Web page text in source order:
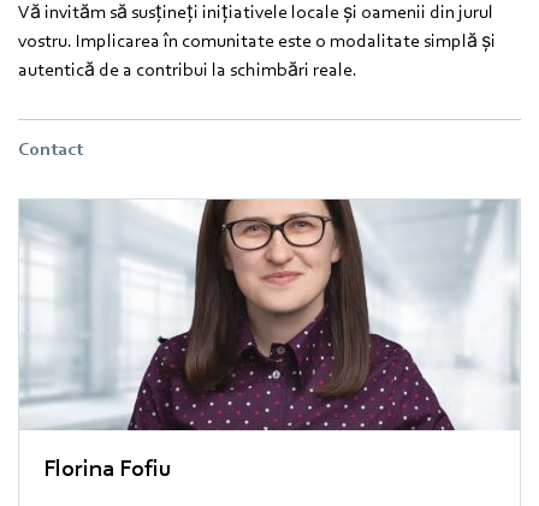
Vă invităm să susțineți inițiativele locale și oamenii din jurul
vostru. Implicarea în comunitate este o modalitate simplă și
autentică de a contribui la schimbări reale.
Contact
Florina Fofiu